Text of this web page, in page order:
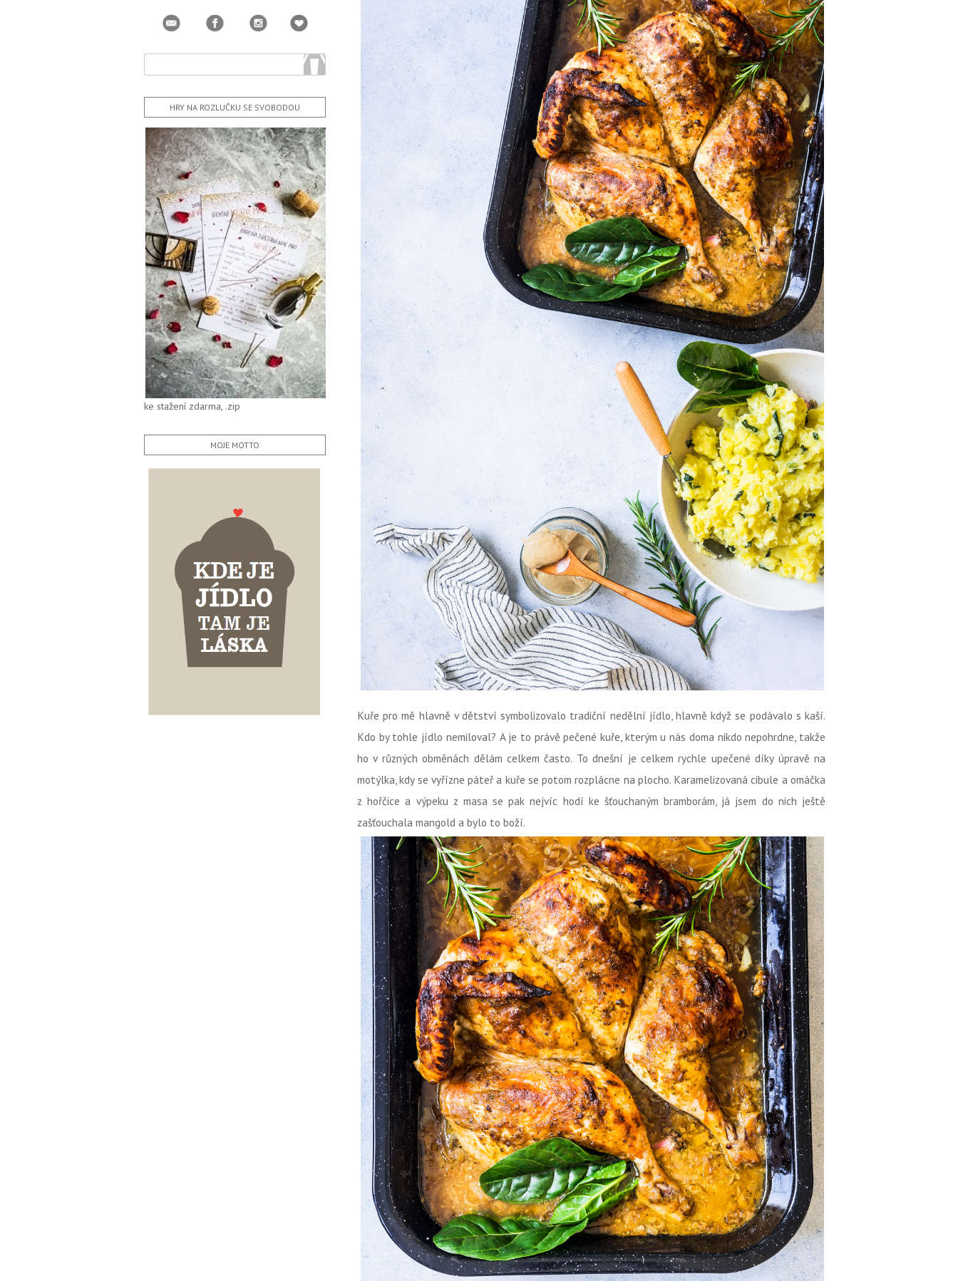
Kuře pro mě hlavně v dětství symbolizovalo tradiční nedělní jídlo, hlavně když se podávalo s kaší.
Kdo by tohle jídlo nemiloval? A je to právě pečené kuře, kterým u nás doma nikdo nepohrdne, takže
ho v různých obměnách dělám celkem často. To dnešní je celkem rychle upečené díky úpravě na
motýlka, kdy se vyřízne páteř a kuře se potom rozplácne na plocho. Karamelizovaná cibule a omáčka
z hořčice a výpeku z masa se pak nejvíc hodí ke šťouchaným bramborám, já jsem do nich ještě
zašťouchala mangold a bylo to boží.
HRY NA ROZLUČKU SE SVOBODOU
ke stažení zdarma, .zip
MOJE MOTTO